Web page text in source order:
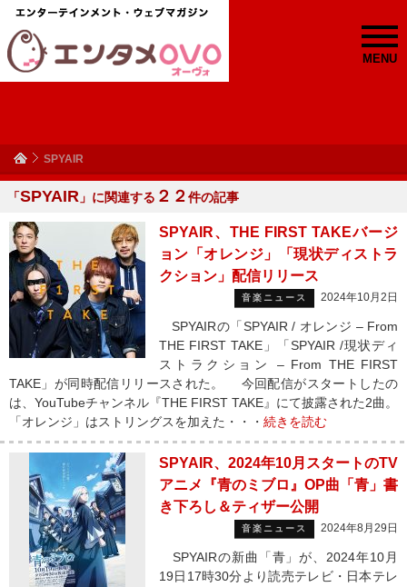
MENU
SPYAIR
「SPYAIR 」に関連する ２２件の記事
SPYAIR、THE FIRST TAKEバージ
ョン「オレンジ」「現状ディストラ
クション」配信リリース
音楽ニュース 2024年10月2日
SPYAIRの「SPYAIR / オレンジ – From
THE FIRST TAKE」「SPYAIR /現状ディ
ストラクション – From THE FIRST
TAKE」が同時配信リリースされた。 今回配信がスタートしたの
は、YouTubeチャンネル『THE FIRST TAKE』にて披露された2曲。
「オレンジ」はストリングスを加えた・・・ 続きを読む
SPYAIR、2024年10月スタートのTV
アニメ『青のミブロ』OP曲「青」書
き下ろし＆ティザー公開
音楽ニュース 2024年8月29日
SPYAIRの新曲「青」が、2024年10月
19日17時30分より読売テレビ・日本テレ